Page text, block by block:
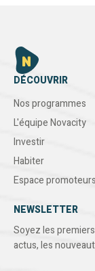
DÉCOUVRIR
Nos programmes
L'équipe Novacity
Investir
Habiter
Espace promoteurs
NEWSLETTER
Soyez les
actus, les